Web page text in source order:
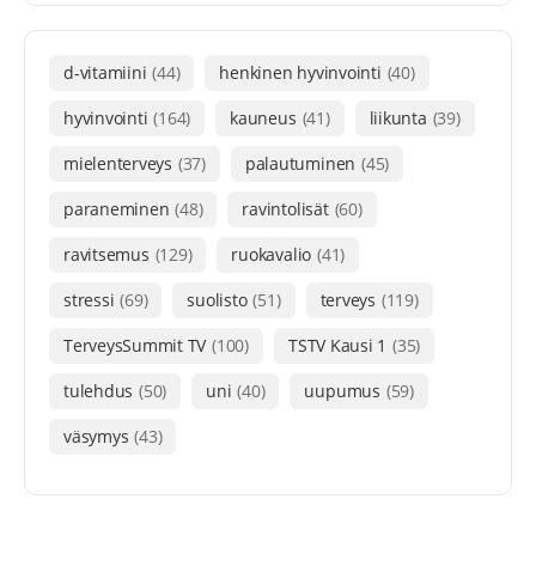
d-vitamiini (44) henkinen hyvinvointi (40)
hyvinvointi (164) kauneus (41) liikunta (39)
mielenterveys (37) palautuminen (45)
paraneminen (48) ravintolisät (60)
ravitsemus (129) ruokavalio (41)
stressi (69) suolisto (51) terveys (119)
TerveysSummit TV (100) TSTV Kausi 1 (35)
tulehdus (50) uni (40) uupumus (59)
väsymys (43)